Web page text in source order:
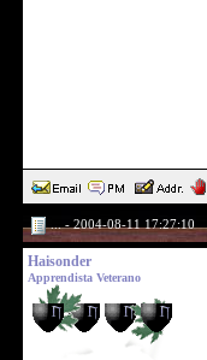
... - 2004-08-11 17:27:10
Haisonder
Apprendista Veterano